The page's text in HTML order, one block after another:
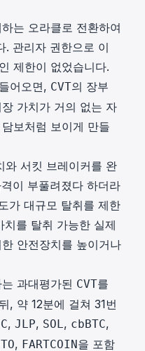
는 오라클로 전환하여
. 관리자 권한으로 이
제한이 없었습니다.
어오면, CVT의 장부
가치가 거의 없는 자
보처럼 보이게 만들
와 서킷 브레이커를 완
이 부풀려졌다 하더라
가 대규모 탈취를 제한
를 탈취 가능한 실제
안전장치를 높이거나
과대평가된 CVT를
, 약 12분에 걸쳐 31번
, JLP, SOL, cbBTC,
, FARTCOIN을 포함